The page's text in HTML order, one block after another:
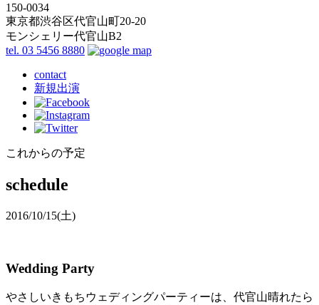
150-0034
東京都渋谷区代官山町20-20
モンシェリー代官山B2
tel. 03 5456 8880
contact
新規出演
これからの予定
schedule
2016/10/15(土)
Wedding Party
やさしいきもちウェディングパーティーは、代官山晴れたら